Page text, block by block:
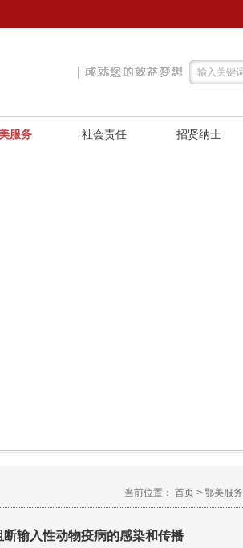
服务 社会责任 招贤纳士
当前位置： 首页 > 鄂美服务
断输入性动物疫病的感染和传播